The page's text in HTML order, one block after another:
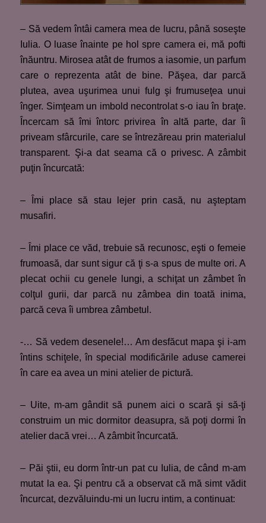
– Să vedem întâi camera mea de lucru, până soseşte
Iulia. O luase înainte pe hol spre camera ei, mă pofti
înăuntru. Mirosea atât de frumos a iasomie, un parfum
care o reprezenta atât de bine. Păşea, dar parcă
plutea, avea uşurimea unui fulg şi frumuseţea unui
înger. Simţeam un imbold necontrolat s-o iau în braţe.
Încercam să îmi întorc privirea în altă parte, dar îi
priveam sfârcurile, care se întrezăreau prin materialul
transparent. Şi-a dat seama că o privesc. A zâmbit
puţin încurcată:
– Îmi place să stau lejer prin casă, nu aşteptam
musafiri.
– Îmi place ce văd, trebuie să recunosc, eşti o femeie
frumoasă, dar sunt sigur că ţi s-a spus de multe ori. A
plecat ochii cu genele lungi, a schiţat un zâmbet în
colţul gurii, dar parcă nu zâmbea din toată inima,
parcă ceva îi umbrea zâmbetul.
-… Să vedem desenele!… Am desfăcut mapa şi i-am
întins schiţele, în special modificările aduse camerei
în care ea avea un mini atelier de pictură.
– Uite, m-am gândit să punem aici o scară şi să-ţi
construim un mic dormitor deasupra, să poţi dormi în
atelier dacă vrei… A zâmbit încurcată.
– Păi ştii, eu dorm într-un pat cu Iulia, de când m-am
mutat la ea. Şi pentru că a observat că mă simt vădit
încurcat, dezvăluindu-mi un lucru intim, a continuat: